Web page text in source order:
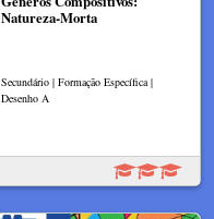
Natureza-Morta
Secundário | Formação Específica |
Desenho A